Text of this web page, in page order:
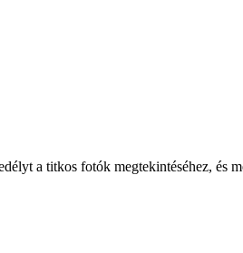
a titkos fotók megtekintéséhez, és